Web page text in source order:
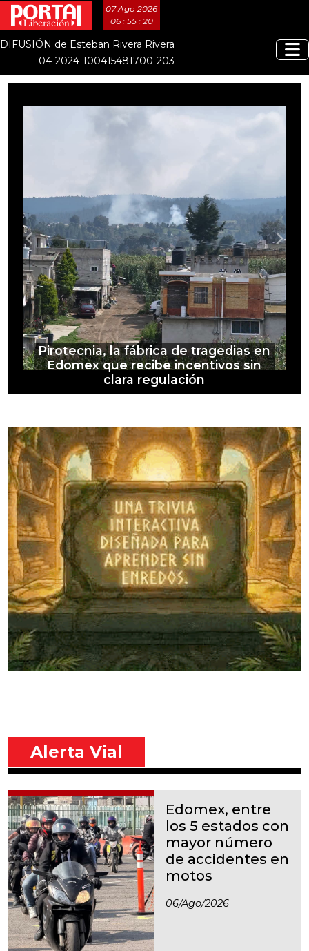
07 Ago 2026
06 : 55 : 22
DIFUSIÓN de Esteban Rivera Rivera
04-2024-100415481700-203
Pirotecnia, la fábrica de tragedias en
Edomex que recibe incentivos sin
clara regulación
Alerta Vial
Edomex, entre
los 5 estados con
mayor número
de accidentes en
motos
06/ago/2026